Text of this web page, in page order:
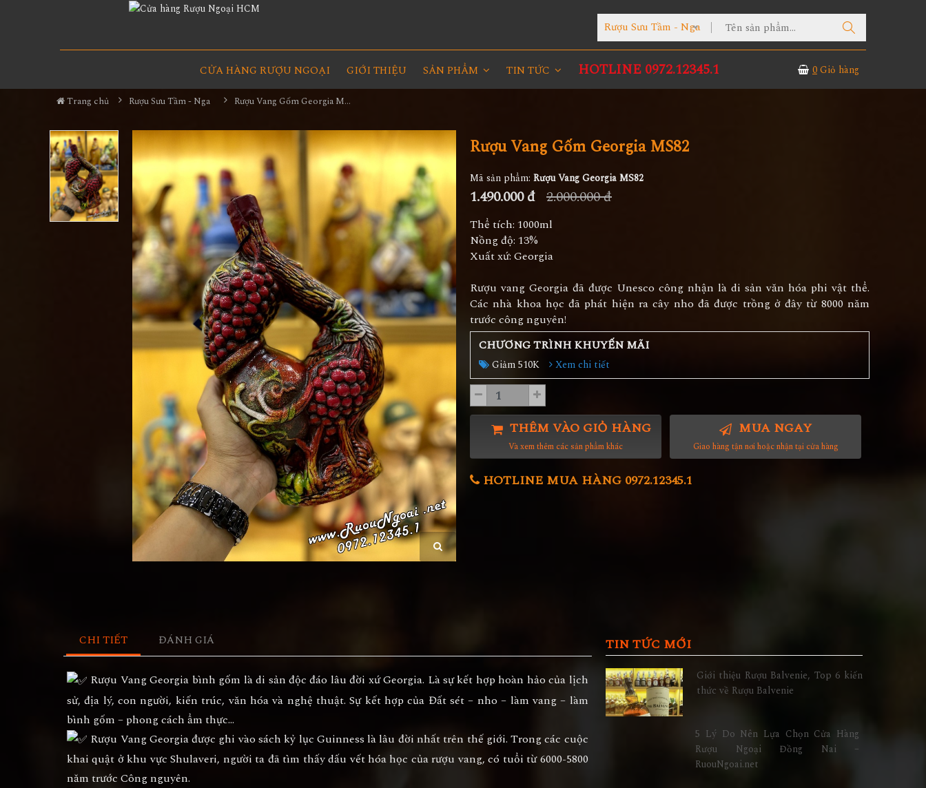
Rượu Sưu Tầm - Nga
CỬA HÀNG RƯỢU NGOẠI GIỚI THIỆU SẢN PHẨM TIN TỨC HOTLINE 0972.12345.1 0Giỏ hàng
Trang chủ Rượu Sưu Tầm - Nga Rượu Vang Gốm Georgia MS82
Rượu Vang Gốm Georgia MS82
Mã sản phẩm: Rượu Vang Georgia MS82
1.490.000 đ 2.000.000 đ
Thể tích: 1000ml
Nồng độ: 13%
Xuất xứ: Georgia
Rượu vang Georgia đã được Unesco công nhận là di sản văn hóa phi vật thể.
Các nhà khoa học đã phát hiện ra cây nho đã được trồng ở đây từ 8000 năm
trước công nguyên!
CHƯƠNG TRÌNH KHUYẾN MÃI
Giảm 510K Xem chi tiết
THÊM VÀO GIỎ HÀNG
Và xem thêm các sản phẩm khác
MUA NGAY
Giao hàng tận nơi hoặc nhận tại cửa hàng
HOTLINE MUA HÀNG 0972.12345.1
CHI TIẾT ĐÁNH GIÁ
Rượu Vang Georgia bình gốm là di sản độc đáo lâu đời xứ Georgia. Là sự kết hợp hoàn hảo của lịch
sử, địa lý, con người, kiến trúc, văn hóa và nghệ thuật. Sự kết hợp của Đất sét – nho – làm vang – làm
bình gốm – phong cách ẩm thực…
Rượu Vang Georgia được ghi vào sách kỷ lục Guinness là lâu đời nhất trên thế giới. Trong các cuộc
khai quật ở khu vực Shulaveri, người ta đã tìm thấy dấu vết hóa học của rượu vang, có tuổi từ 6000-5800
năm trước Công nguyên.
TIN TỨC MỚI
Giới thiệu Rượu Balvenie, Top 6 kiến
thức về Rượu Balvenie
5 Lý Do Nên Lựa Chọn Cửa Hàng
Rượu Ngoại Đồng Nai –
RuouNgoai.net